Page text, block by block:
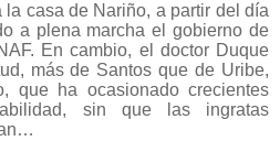
casa de Nariño, a partir del día
a plena marcha el gobierno de
En cambio, el doctor Duque
más de Santos que de Uribe,
que ha ocasionado crecientes
sin que las ingratas